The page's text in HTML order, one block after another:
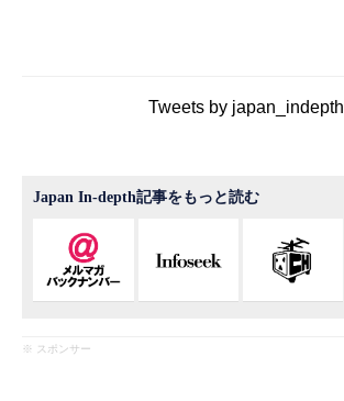
Tweets by japan_indepth
Japan In-depth記事をもっと読む
※ スポンサー